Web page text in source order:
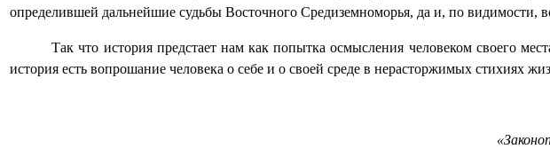
определившей дальнейшие судьбы Восточного Средиземноморья, да и, по видимости,
Так что история предстает нам как попытка осмысления человеком своего
история есть вопрошание человека о себе и о своей среде в нерасторжимых стихиях